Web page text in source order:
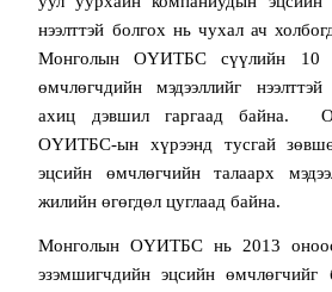
нээлттэй болгох нь чухал ач
Монголын ОҮИТБС сүүлийн 10
өмчлөгчдийн мэдээллийг
ахиц дэвшил гаргаад байна.
ОҮИТБС-ын хүрээнд тусгай
эцсийн өмчлөгчийн талаарх
жилийн өгөгдөл цуглаад байна.
Монголын ОҮИТБС нь 2013
эзэмшигчдийн эцсийн өмчлөгчийг